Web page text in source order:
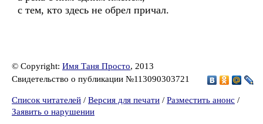
с тем, кто здесь не обрел причал.
© Copyright: Имя Таня Просто, 2013
Свидетельство о публикации №113090303721
Список читателей / Версия для печати / Разместить анонс /
Заявить о нарушении